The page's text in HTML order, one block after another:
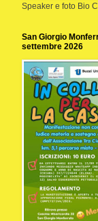
Speaker e foto Bio
San Giorgio
settembre 2026